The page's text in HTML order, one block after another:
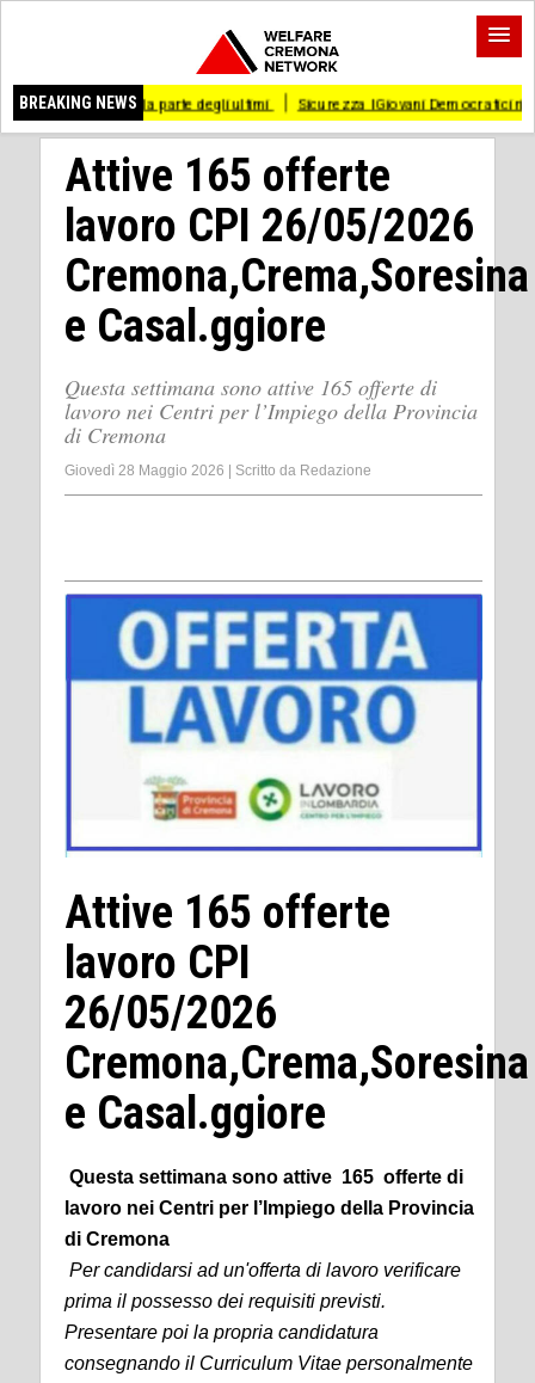
BREAKING NEWS
dalla parte degli ultimi Sicurezza I Giovani Democratici ribattono ai Giovani
Attive 165 offerte
lavoro CPI 26/05/2026
Cremona,Crema,Soresina
e Casal.ggiore
Questa settimana sono attive 165 offerte di
lavoro nei Centri per l’Impiego della Provincia
di Cremona
Giovedì 28 Maggio 2026 Scritto da Redazione
Attive 165 offerte
lavoro CPI
26/05/2026
Cremona,Crema,Soresina
e Casal.ggiore
Questa settimana sono attive 165 offerte di
lavoro nei Centri per l’Impiego della Provincia
di Cremona
Per candidarsi ad un'offerta di lavoro verificare
prima il possesso dei requisiti previsti.
Presentare poi la propria candidatura
consegnando il Curriculum Vitae personalmente